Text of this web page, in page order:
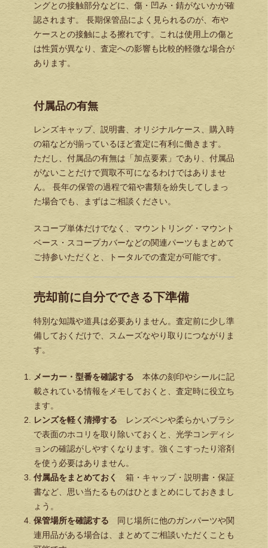
ングとの接触部分などに、傷・凹み・錆がないかが確
認されます。 長期保管品によく見られるのが、布や
ケースとの接触による擦れです。これは使用上の傷と
は性質が異なり、査定への影響も比較的軽微な場合が
あります。
付属品の有無
レンズキャップ、説明書、オリジナルケース、購入時
の箱などが揃っているほど査定に有利に働きます。
ただし、付属品の有無は「加点要素」であり、付属品
がないことだけで買取不可になるわけではありませ
ん。 長年の保管の過程で箱や書類を紛失してしまっ
た場合でも、まずはご相談ください。
スコープ単体だけでなく、マウントリング・マウント
ベース・スコープカバーなどの関連パーツもまとめて
ご持参いただくと、トータルでの査定が可能です。
売却前に自分でできる下準備
特別な知識や道具は必要ありません。査定前に少し準
備しておくだけで、スムーズなやり取りにつながりま
す。
メーカー・型番を確認する 本体の刻印やシールに記
載されている情報をメモしておくと、査定時に役立ち
ます。
レンズを軽く清掃する レンズペンや柔らかいブラシ
で表面のホコリを取り除いておくと、光学コンディシ
ョンの確認がしやすくなります。強くこすったり溶剤
を使う必要はありません。
付属品をまとめておく
箱・キャップ・説明書・保証
書など、思い当たるものはひとまとめにしておきまし
ょう。
保管場所を確認する 同じ場所に他のガンパーツや関
連用品がある場合は、まとめてご相談いただくことも